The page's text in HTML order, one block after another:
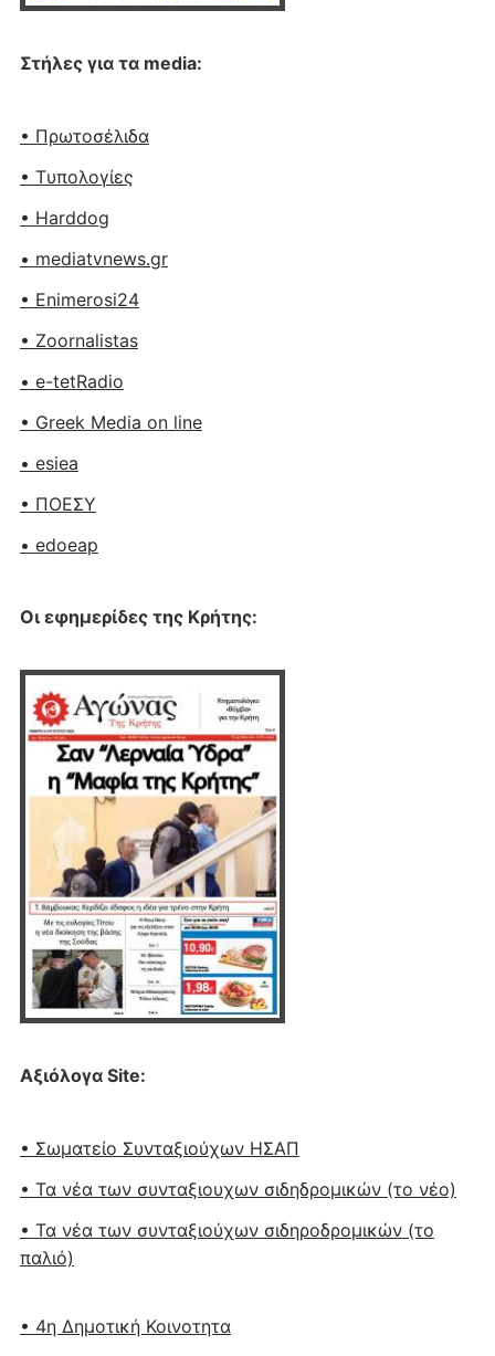
Στήλες για τα media:
• Πρωτοσέλιδα
• Tυπολογίες
• Harddog
• mediatvnews.gr
• Enimerosi24
• Zoornalistas
• e-tetRadio
• Greek Media on line
• esiea
• ΠΟΕΣΥ
• edoeap
Οι εφημερίδες της Κρήτης:
Αξιόλογα Site:
• Σωματείο Συνταξιούχων ΗΣΑΠ
• Τα νέα των συνταξιουχων σιδηδρομικών (το νέο)
• Τα νέα των συνταξιούχων σιδηροδρομικών (το
παλιό)
• 4η Δημοτική Κοινοτητα